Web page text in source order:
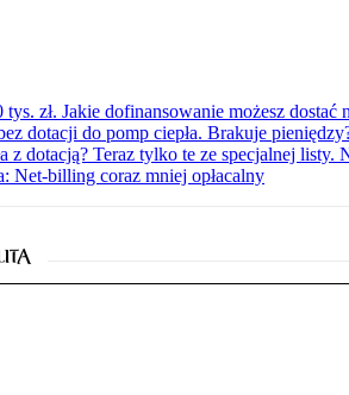
zł. Jakie dofinansowanie możesz dostać
dotacji do pomp ciepła. Brakuje
z dotacją? Teraz tylko te ze specjalnej listy.
Net-billing coraz mniej opłacalny